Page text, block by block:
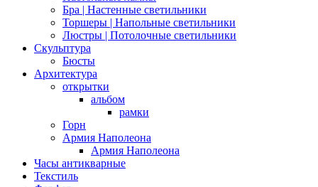
Бра | Настенные светильники
Торшеры | Напольные светильники
Люстры | Потолочные светильники
Скульптура
Бюсты
Архитектура
открытки
альбом
рамки
Горн
Армия Наполеона
Армия Наполеона
Часы антикварные
Текстиль